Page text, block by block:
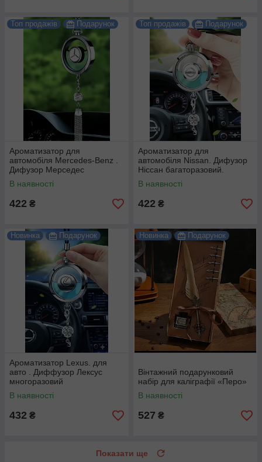
Топ продажів Подарунок
Ароматизатор для
автомобіля Mercedes-Benz .
Дифузор Мерседес
багаторазовий.
В наявності
422 ₴
Топ продажів Подарунок
Ароматизатор для
автомобіля Nissan. Дифузор
Ніссан багаторазовий.
В наявності
422 ₴
Новинка Подарунок
Ароматизатор Lexus. для
авто . Диффузор Лексус
многоразовий
В наявності
432 ₴
Новинка Подарунок
Вінтажний подарунковий
набір для каліграфії «Перо»
В наявності
527 ₴
Показати ще